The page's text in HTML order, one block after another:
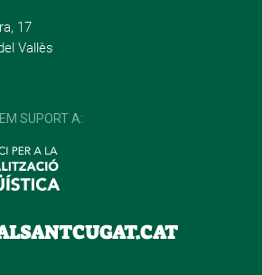
17
Vallès
SUPORT A: